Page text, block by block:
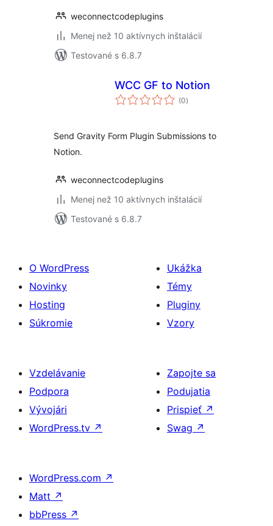
weconnectcodeplugins
Menej než 10 aktívnych inštalácií
Testované s 6.8.7
WCC GF to Notion
(0celkové
hodnotenie
)
Send Gravity Form Plugin Submissions to
Notion.
weconnectcodeplugins
Menej než 10 aktívnych inštalácií
Testované s 6.8.7
O WordPress
Novinky
Hosting
Súkromie
Ukážka
Témy
Pluginy
Vzory
Vzdelávanie
Podpora
Vývojári
WordPress.tv ↗
Zapojte sa
Podujatia
Prispieť ↗
Swag ↗
WordPress.com ↗
Matt ↗
bbPress ↗